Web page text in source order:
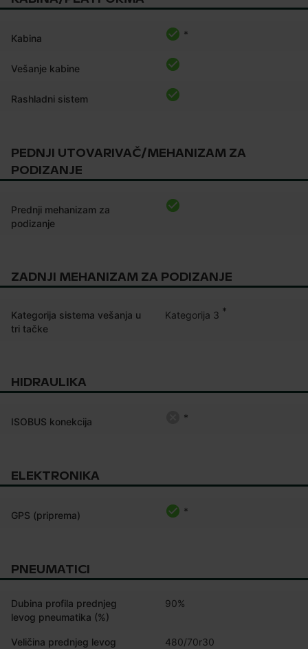
Kabina *
Vešanje kabine
Rashladni sistem
PEDNJI UTOVARIVAČ/MEHANIZAM ZA
PODIZANJE
Prednji mehanizam za
podizanje
ZADNJI MEHANIZAM ZA PODIZANJE
Kategorija sistema vešanja u
tri tačke
Kategorija 3 *
HIDRAULIKA
ISOBUS konekcija *
ELEKTRONIKA
GPS (priprema) *
PNEUMATICI
Dubina profila prednjeg
levog pneumatika (%)
90%
Veličina prednjeg levog
480/70r30